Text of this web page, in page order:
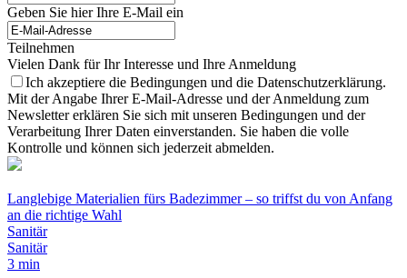
Geben Sie hier Ihre E-Mail ein
Teilnehmen
Vielen Dank für Ihr Interesse und Ihre Anmeldung
Ich akzeptiere die Bedingungen und die Datenschutzerklärung.
Mit der Angabe Ihrer E-Mail-Adresse und der Anmeldung zum
Newsletter erklären Sie sich mit unseren Bedingungen und der
Verarbeitung Ihrer Daten einverstanden. Sie haben die volle
Kontrolle und können sich jederzeit abmelden.
Langlebige Materialien fürs Badezimmer – so triffst du von Anfang
an die richtige Wahl
Sanitär
Sanitär
3 min